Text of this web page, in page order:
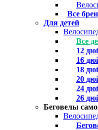
Все
Для детей
Все
12
16
18
20
24
26
Беговелы